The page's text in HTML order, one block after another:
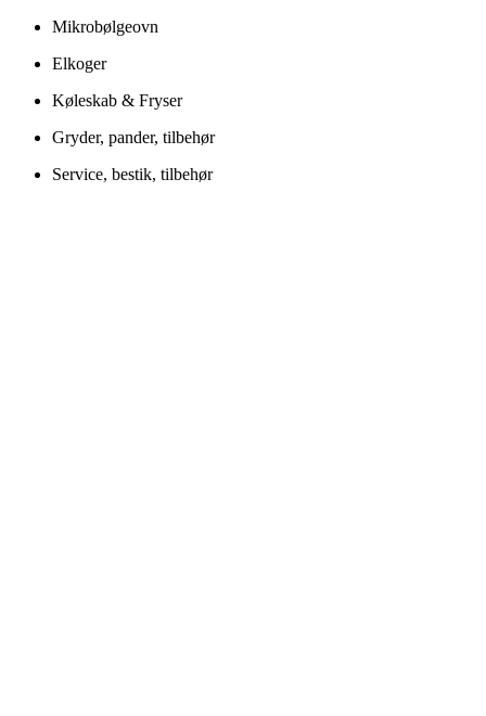
Mikrobølgeovn
Elkoger
Køleskab & Fryser
Gryder, pander, tilbehør
Service, bestik, tilbehør